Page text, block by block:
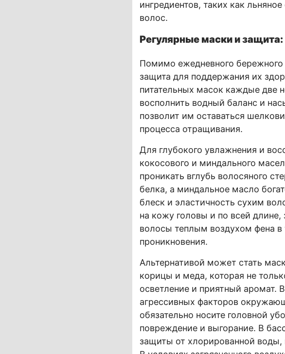
ингредиентов, таких как
волос.
Регулярные маски и
Помимо ежедневного бережного
защита для поддержания их
питательных масок каждые две
восполнить водный баланс и
позволит им оставаться
процесса отращивания.
Для глубокого увлажнения и
кокосового и миндального
проникать вглубь волосяного
белка, а миндальное масло
блеск и эластичность сухим
на кожу головы и по всей
волосы теплым воздухом фена в
проникновения.
Альтернативой может стать
корицы и меда, которая не
осветление и приятный
агрессивных факторов
обязательно носите головной
повреждение и выгорание. В
защиты от хлорированной